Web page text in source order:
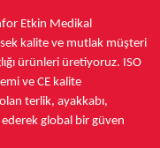
Etkin Medikal
kalite ve mutlak müşteri
ürünleri üretiyoruz. ISO
ve CE kalite
terlik, ayakkabı,
global bir güven